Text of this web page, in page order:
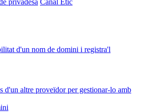
privadesa Canal Ètic
d'un nom de domini i registra'l
d'un altre proveïdor per gestionar-lo amb